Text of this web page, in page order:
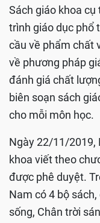
Sách giáo khoa
trình giáo dục phổ
cầu về phẩm chất
về phương pháp
đánh giá chất
biên soạn sách
cho mỗi môn học.
Ngày 22/11/2019,
khoa viết theo
được phê duyệt.
Nam có 4 bộ
sống, Chân trời